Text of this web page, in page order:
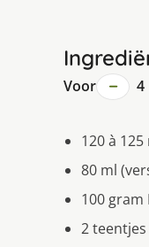
Voor − 4
120 à
80 ml
100
2